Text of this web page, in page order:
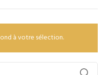
à votre sélection.